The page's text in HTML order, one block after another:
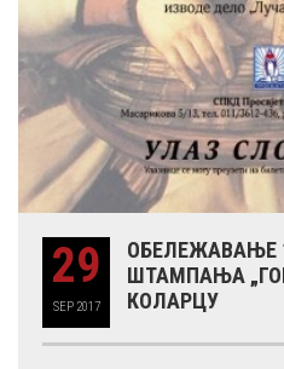
29
SEP 2017
ОБЕЛЕЖАВАЊЕ
ШТАМПАЊА
КОЛАРЦУ